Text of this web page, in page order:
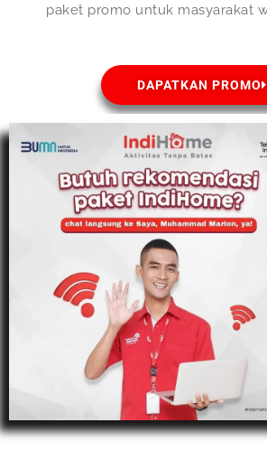
paket promo untuk masyarakat
DAPATKAN PROMO